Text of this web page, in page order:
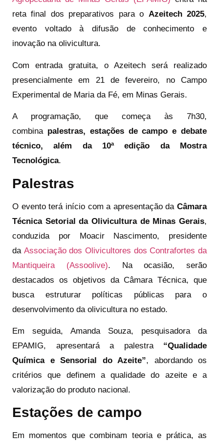
reta final dos preparativos para o Azeitech 2025,
evento voltado à difusão de conhecimento e
inovação na olivicultura.
Com entrada gratuita, o Azeitech será realizado
presencialmente em 21 de fevereiro, no Campo
Experimental de Maria da Fé, em Minas Gerais.
A programação, que começa às 7h30,
combina palestras, estações de campo e debate
técnico, além da 10ª edição da Mostra
Tecnológica.
Palestras
O evento terá início com a apresentação da Câmara
Técnica Setorial da Olivicultura de Minas Gerais,
conduzida por Moacir Nascimento, presidente
da Associação dos Olivicultores dos Contrafortes da
Mantiqueira (Assoolive). Na ocasião, serão
destacados os objetivos da Câmara Técnica, que
busca estruturar políticas públicas para o
desenvolvimento da olivicultura no estado.
Em seguida, Amanda Souza, pesquisadora da
EPAMIG, apresentará a palestra “Qualidade
Química e Sensorial do Azeite”, abordando os
critérios que definem a qualidade do azeite e a
valorização do produto nacional.
Estações de campo
Em momentos que combinam teoria e prática, as